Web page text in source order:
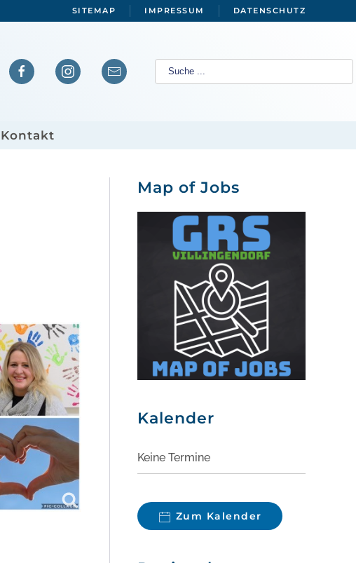
SITEMAP IMPRESSUM DATENSCHUTZ
Kontakt
Map of Jobs
Kalender
Keine Termine
Zum Kalender